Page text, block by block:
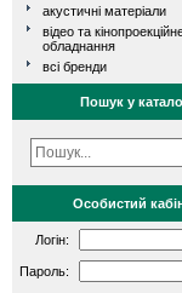
акустичні матеріали
відео та
обладнання
всі бренди
Пошук у
Особистий
Логін:
Пароль: